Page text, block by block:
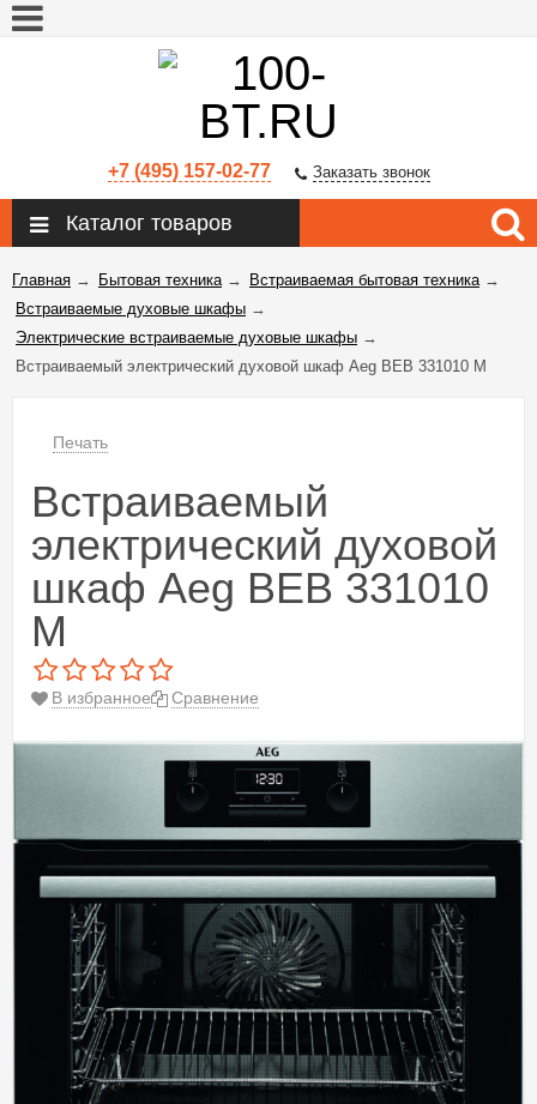
+7 (495) 157-02-77 Заказать звонок
Каталог товаров
Главная → Бытовая техника→ Встраиваемая бытовая техника→
Встраиваемые духовые шкафы →
Электрические встраиваемые духовые шкафы →
Встраиваемый электрический духовой шкаф Aeg BEB 331010 M
Печать
Встраиваемый
электрический духовой
шкаф Aeg BEB 331010
M
В избранное Сравнение